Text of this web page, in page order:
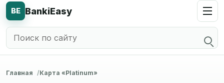
BE BankiEasy
Главная Карта «Platinum»